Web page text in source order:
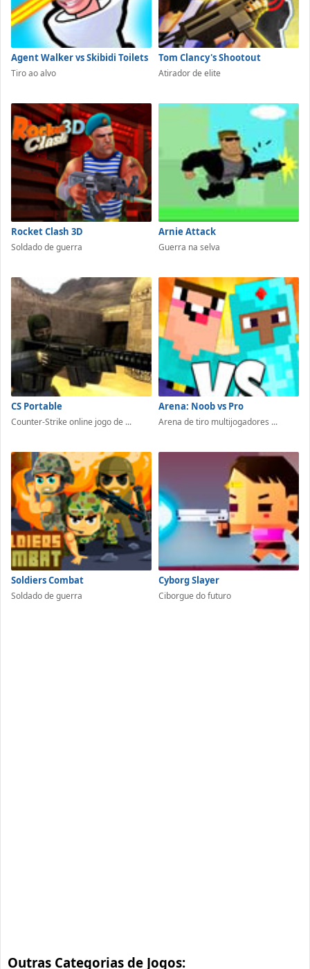
Agent Walker vs Skibidi Toilets
Tiro ao alvo
Tom Clancy's Shootout
Atirador de elite
Rocket Clash 3D
Soldado de guerra
Arnie Attack
Guerra na selva
CS Portable
Counter-Strike online jogo de ...
Arena: Noob vs Pro
Arena de tiro multijogadores ...
Soldiers Combat
Soldado de guerra
Cyborg Slayer
Ciborgue do futuro
Outras Categorias de Jogos: